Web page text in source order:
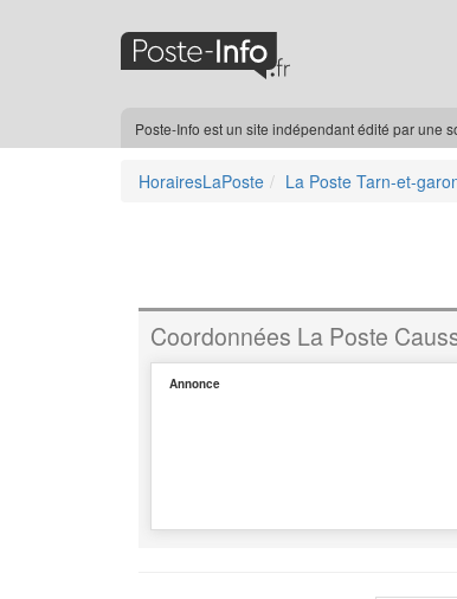
Poste-Info est un site indépendant édité par une
HorairesLaPoste La Poste Tarn-et-
Coordonnées La Poste
Annonce